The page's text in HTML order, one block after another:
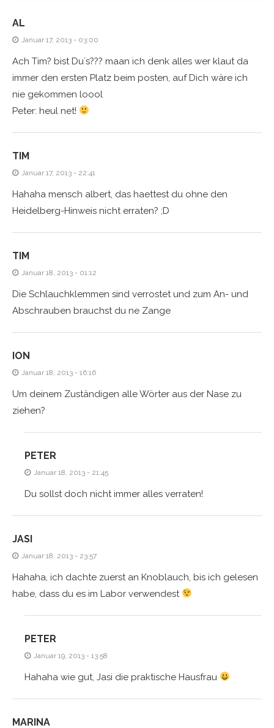
AL
Januar 17, 2013 - 03:00
Ach Tim? bist Du´s??? maan ich denk alles wer klaut da
immer den ersten Platz beim posten, auf Dich wäre ich
nie gekommen loool
Peter: heul net!
TIM
Januar 17, 2013 - 22:41
Hahaha mensch albert, das haettest du ohne den
Heidelberg-Hinweis nicht erraten? ;D
TIM
Januar 18, 2013 - 01:12
Die Schlauchklemmen sind verrostet und zum An- und
Abschrauben brauchst du ne Zange
ION
Januar 18, 2013 - 16:16
Um deinem Zuständigen alle Wörter aus der Nase zu
ziehen?
PETER
Januar 18, 2013 - 21:45
Du sollst doch nicht immer alles verraten!
JASI
Januar 18, 2013 - 23:57
Hahaha, ich dachte zuerst an Knoblauch, bis ich gelesen
habe, dass du es im Labor verwendest
PETER
Januar 19, 2013 - 13:58
Hahaha wie gut, Jasi die praktische Hausfrau
MARINA